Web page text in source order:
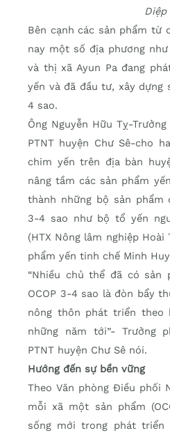
Diệp
Bên cạnh các sản phẩm từ
nay một số địa phương
và thị xã Ayun Pa đang
yến và đã đầu tư, xây dựng
4 sao.
Ông Nguyễn Hữu Tỵ-
PTNT huyện Chư Sê-cho
chim yến trên địa bàn
nâng tầm các sản phẩm
thành những bộ sản phẩm
3-4 sao như bộ tổ yến
(HTX Nông lâm nghiệp Hoài
phẩm yến tinh chế Minh
“Nhiều chủ thể đã có sản
OCOP 3-4 sao là đòn bẩy
nông thôn phát triển theo
những năm tới”- Trưởng
PTNT huyện Chư Sê nói.
Hướng đến sự bền vững
Theo Văn phòng Điều phối
mỗi xã một sản phẩm
sống mới trong phát